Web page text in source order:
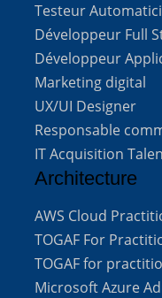
Testeur
Développeur Full
Développeur
Marketing digital
UX/UI Designer
Responsable
IT Acquisition
Architecture
AWS Cloud
TOGAF For
TOGAF for
Microsoft Azure